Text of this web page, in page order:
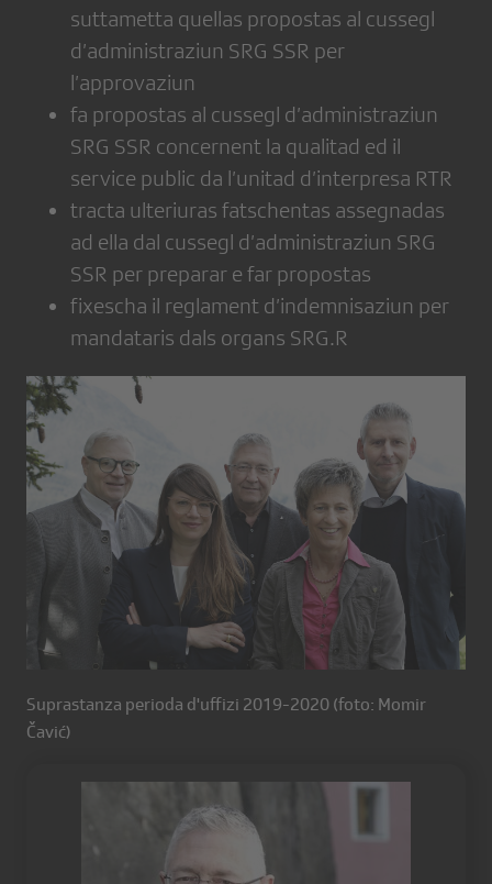
suttametta quellas propostas al cussegl
d’administraziun SRG SSR per
l’approvaziun
fa propostas al cussegl d’administraziun
SRG SSR concernent la qualitad ed il
service public da l’unitad d’interpresa RTR
tracta ulteriuras fatschentas assegnadas
ad ella dal cussegl d’administraziun SRG
SSR per preparar e far propostas
fixescha il reglament d’indemnisaziun per
mandataris dals organs SRG.R
Suprastanza perioda d'uffizi 2019-2020 (foto: Momir
Čavić)